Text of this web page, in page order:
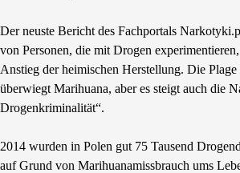
Der neuste Bericht des Fachportals
von Personen, die mit Drogen
Anstieg der heimischen Herstellung. Die
überwiegt Marihuana, aber es steigt auch die
Drogenkriminalität“.
2014 wurden in Polen gut 75 Tausend
auf Grund von Marihuanamissbrauch ums